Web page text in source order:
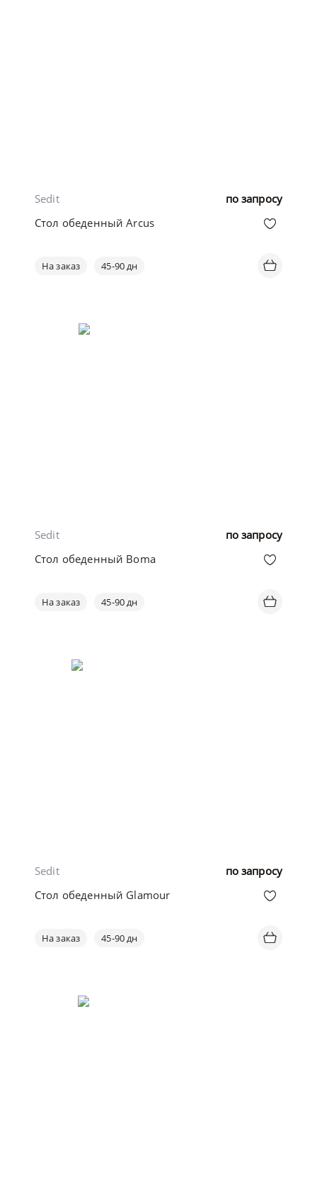
по запросу
Sedit
Стол обеденный Arcus
На заказ 45-90 дн
по запросу
Sedit
Стол обеденный Boma
На заказ 45-90 дн
по запросу
Sedit
Стол обеденный Glamour
На заказ 45-90 дн